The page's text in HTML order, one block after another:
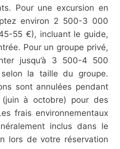
Pour une excursion en
environ 2 500-3 000
55 €), incluant le guide,
Pour un groupe privé,
jusqu’à 3 500-4 500
la taille du groupe.
sont annulées pendant
à octobre) pour des
frais environnementaux
inclus dans le
lors de votre réservation